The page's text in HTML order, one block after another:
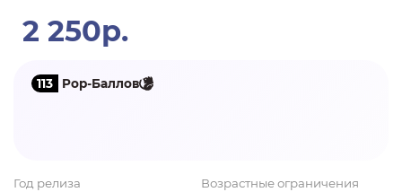
2 250р.
113 Pop-Баллов
Год релиза Возрастные ограничения